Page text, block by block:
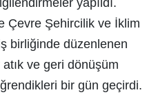
Çevre Şehircilik ve İklim
birliğinde düzenlenen
ve geri dönüşüm
bir gün geçirdi.